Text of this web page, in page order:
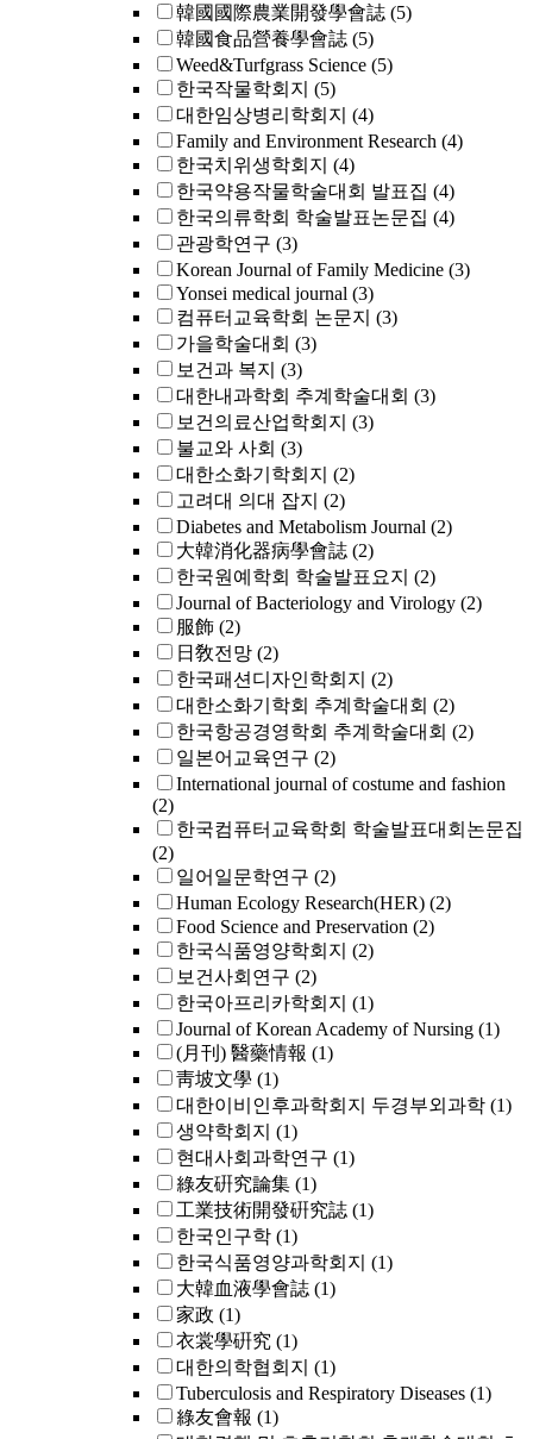
韓國國際農業開發學會誌 (5)
韓國食品營養學會誌 (5)
Weed&Turfgrass Science (5)
한국작물학회지 (5)
대한임상병리학회지 (4)
Family and Environment Research (4)
한국치위생학회지 (4)
한국약용작물학술대회 발표집 (4)
한국의류학회 학술발표논문집 (4)
관광학연구 (3)
Korean Journal of Family Medicine (3)
Yonsei medical journal (3)
컴퓨터교육학회 논문지 (3)
가을학술대회 (3)
보건과 복지 (3)
대한내과학회 추계학술대회 (3)
보건의료산업학회지 (3)
불교와 사회 (3)
대한소화기학회지 (2)
고려대 의대 잡지 (2)
Diabetes and Metabolism Journal (2)
大韓消化器病學會誌 (2)
한국원예학회 학술발표요지 (2)
Journal of Bacteriology and Virology (2)
服飾 (2)
日敎전망 (2)
한국패션디자인학회지 (2)
대한소화기학회 추계학술대회 (2)
한국항공경영학회 추계학술대회 (2)
일본어교육연구 (2)
International journal of costume and fashion
(2)
한국컴퓨터교육학회 학술발표대회논문집
(2)
일어일문학연구 (2)
Human Ecology Research(HER) (2)
Food Science and Preservation (2)
한국식품영양학회지 (2)
보건사회연구 (2)
한국아프리카학회지 (1)
Journal of Korean Academy of Nursing (1)
(月刊) 醫藥情報 (1)
靑坡文學 (1)
대한이비인후과학회지 두경부외과학 (1)
생약학회지 (1)
현대사회과학연구 (1)
綠友硏究論集 (1)
工業技術開發硏究誌 (1)
한국인구학 (1)
한국식품영양과학회지 (1)
大韓血液學會誌 (1)
家政 (1)
衣裳學硏究 (1)
대한의학협회지 (1)
Tuberculosis and Respiratory Diseases (1)
綠友會報 (1)